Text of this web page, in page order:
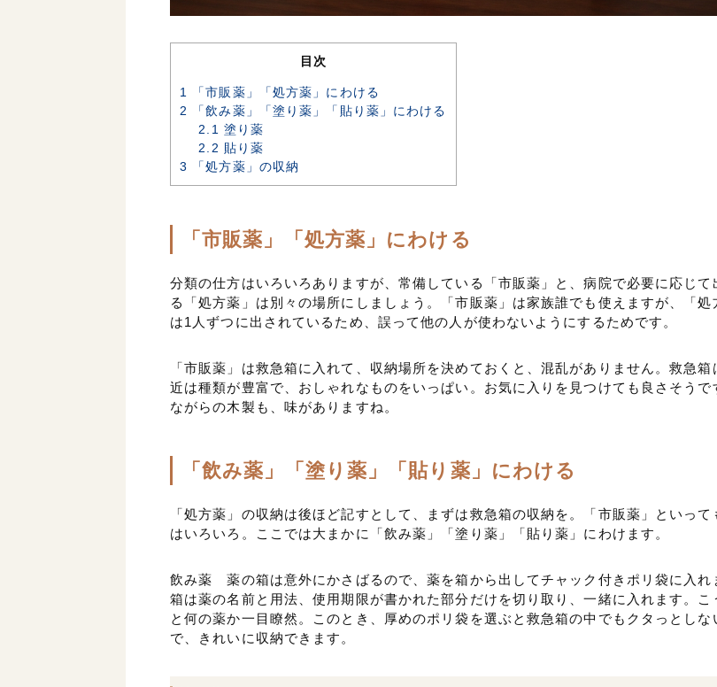
目次
1 「市販薬」「処方薬」にわける
2
「飲み薬」「塗り薬」「貼り薬」にわける
2.1 塗り薬
2.2 貼り薬
3
「処方薬」の収納
「市販薬」「処方薬」にわける
分類の仕方はいろいろありますが、常備している「市販薬」と、病院で必要に応じて
る「処方薬」は別々の場所にしましょう。「市販薬」は家族誰でも使えますが、「処
は1人ずつに出されているため、誤って他の人が使わないようにするためです。
「市販薬」は救急箱に入れて、収納場所を決めておくと、混乱がありません。救急箱
近は種類が豊富で、おしゃれなものをいっぱい。お気に入りを見つけても良さそうで
ながらの木製も、味がありますね。
「飲み薬」「塗り薬」「貼り薬」にわける
「処方薬」の収納は後ほど記すとして、まずは救急箱の収納を。「市販薬」といって
はいろいろ。ここでは大まかに「飲み薬」「塗り薬」「貼り薬」にわけます。
飲み薬 薬の箱は意外にかさばるので、薬を箱から出してチャック付きポリ袋に入れ
箱は薬の名前と用法、使用期限が書かれた部分だけを切り取り、一緒に入れます。こ
と何の薬か一目瞭然。このとき、厚めのポリ袋を選ぶと救急箱の中でもクタっとしな
で、きれいに収納できます。